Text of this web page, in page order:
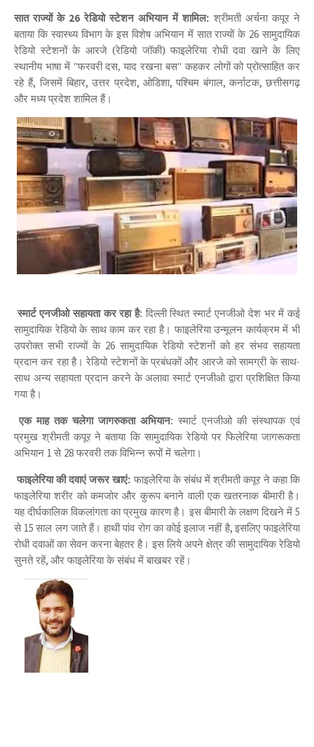
सात राज्यों के 26 रेडियो स्टेशन अभियान में शामिल: श्रीमती अर्चना कपूर ने
बताया कि स्वास्थ्य विभाग के इस विशेष अभियान में सात राज्यों के 26 सामुदायिक
रेडियो स्टेशनों के आरजे (रेडियो जॉकी) फाइलेरिया रोधी दवा खाने के लिए
स्थानीय भाषा में "फरवरी दस, याद रखना बस" कहकर लोगों को प्रोत्साहित कर
रहे हैं, जिसमें बिहार, उत्तर प्रदेश, ओडिशा, पश्चिम बंगाल, कर्नाटक, छत्तीसगढ़
और मध्य प्रदेश शामिल हैं।
स्मार्ट एनजीओ सहायता कर रहा है: दिल्ली स्थित स्मार्ट एनजीओ देश भर में कई
सामुदायिक रेडियो के साथ काम कर रहा है। फाइलेरिया उन्मूलन कार्यक्रम में भी
उपरोक्त सभी राज्यों के 26 सामुदायिक रेडियो स्टेशनों को हर संभव सहायता
प्रदान कर रहा है। रेडियो स्टेशनों के प्रबंधकों और आरजे को सामग्री के साथ-
साथ अन्य सहायता प्रदान करने के अलावा स्मार्ट एनजीओ द्वारा प्रशिक्षित किया
गया है।
एक माह तक चलेगा जागरुकता अभियान: स्मार्ट एनजीओ की संस्थापक एवं
प्रमुख श्रीमती कपूर ने बताया कि सामुदायिक रेडियो पर फिलेरिया जागरूकता
अभियान 1 से 28 फरवरी तक विभिन्न रूपों में चलेगा।
फाइलेरिया की दवाएं जरूर खाएं: फाइलेरिया के संबंध में श्रीमती कपूर ने कहा कि
फाइलेरिया शरीर को कमजोर और कुरूप बनाने वाली एक खतरनाक बीमारी है।
यह दीर्घकालिक विकलांगता का प्रमुख कारण है। इस बीमारी के लक्षण दिखने में 5
से 15साल लग जाते हैं। हाथी पांव रोग का कोई इलाज नहीं है, इसलिए फाइलेरिया
रोधी दवाओं का सेवन करना बेहतर है। इस लिये अपने क्षेत्र की सामुदायिक रेडियो
सुनते रहें, और फाइलेरिया के संबंध में बाखबर रहें।